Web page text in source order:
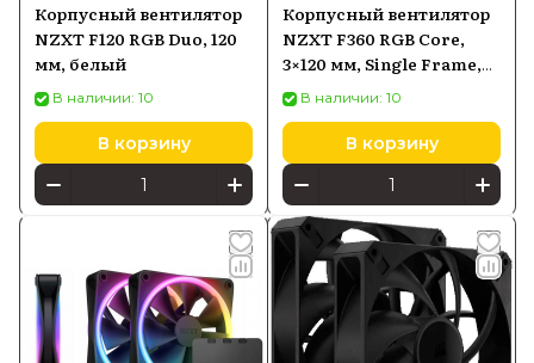
Корпусный вентилятор
NZXT F120 RGB Duo, 120
мм, белый
В наличии: 10
В корзину
Корпусный вентилятор
NZXT F360 RGB Core,
3×120 мм, Single Frame,
белый
В наличии: 10
В корзину